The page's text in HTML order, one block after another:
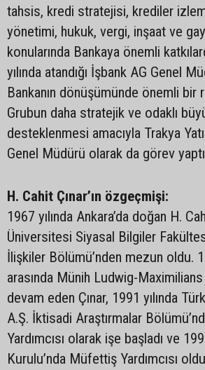
tahsis, kredi stratejisi, krediler
yönetimi, hukuk, vergi, inşaat ve
konularında Bankaya önemli
yılında atandığı İşbank AG Genel
Bankanın dönüşümünde önemli bir
Grubun daha stratejik ve odaklı
desteklenmesi amacıyla Trakya
Genel Müdürü olarak da görev
H. Cahit Çınar’ın özgeçmişi:
1967 yılında Ankara’da doğan H.
Üniversitesi Siyasal Bilgiler
İlişkiler Bölümü’nden mezun oldu.
arasında Münih Ludwig-
devam eden Çınar, 1991 yılında
A.Ş. İktisadi Araştırmalar
Yardımcısı olarak işe başladı ve
Kurulu’nda Müfettiş Yardımcısı